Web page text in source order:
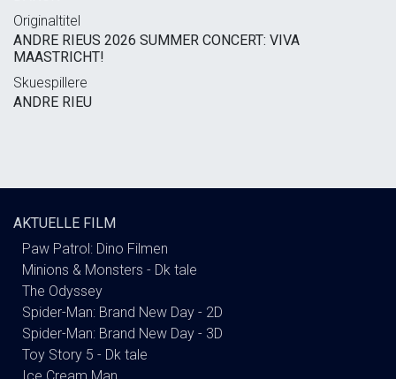
Originaltitel
ANDRE RIEUS 2026 SUMMER CONCERT: VIVA
MAASTRICHT!
Skuespillere
ANDRE RIEU
AKTUELLE FILM
Paw Patrol: Dino Filmen
Minions & Monsters - Dk tale
The Odyssey
Spider-Man: Brand New Day - 2D
Spider-Man: Brand New Day - 3D
Toy Story 5 - Dk tale
Ice Cream Man